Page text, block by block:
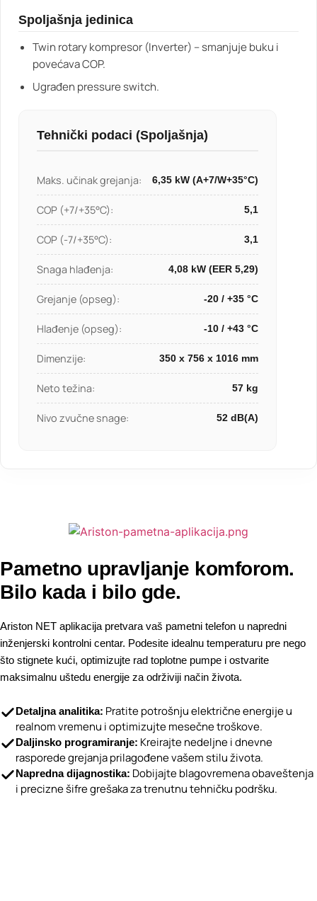
Spoljašnja jedinica
Twin rotary kompresor (Inverter) – smanjuje buku i
povećava COP.
Ugrađen pressure switch.
Tehnički podaci (Spoljašnja)
Maks. učinak grejanja: 6,35 kW (A+7/W+35°C)
COP (+7/+35°C): 5,1
COP (-7/+35°C): 3,1
Snaga hlađenja: 4,08 kW (EER 5,29)
Grejanje (opseg): -20 / +35 °C
Hlađenje (opseg): -10 / +43 °C
Dimenzije: 350 x 756 x 1016 mm
Neto težina: 57 kg
Nivo zvučne snage: 52 dB(A)
Pametno upravljanje komforom.
Bilo kada i bilo gde.
Ariston NET aplikacija pretvara vaš pametni telefon u napredni
inženjerski kontrolni centar. Podesite idealnu temperaturu pre nego
što stignete kući, optimizujte rad toplotne pumpe i ostvarite
maksimalnu uštedu energije za održiviji način života.
Detaljna analitika: Pratite potrošnju električne energije u
realnom vremenu i optimizujte mesečne troškove.
Daljinsko programiranje: Kreirajte nedeljne i dnevne
rasporede grejanja prilagođene vašem stilu života.
Napredna dijagnostika: Dobijajte blagovremena obaveštenja
i precizne šifre grešaka za trenutnu tehničku podršku.